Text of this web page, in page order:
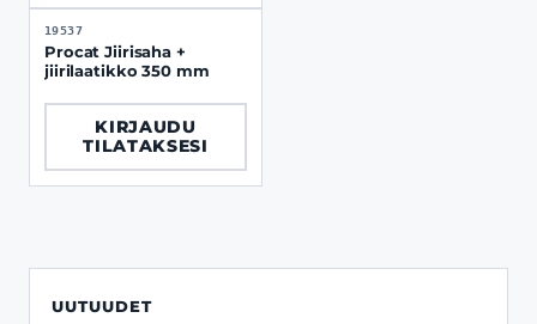
UUTUUDET
19537
Procat Jiirisaha +
jiirilaatikko 350 mm
KIRJAUDU
TILATAKSESI